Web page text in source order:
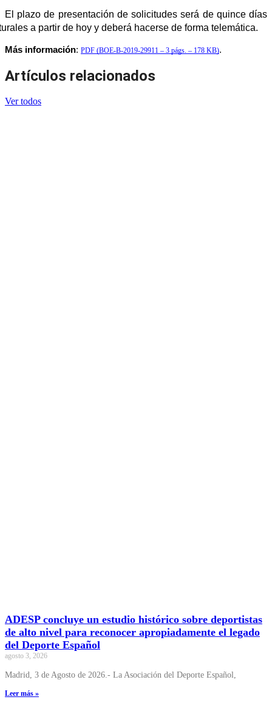
El plazo de presentación de solicitudes será de quince días
a partir de hoy y deberá hacerse de forma telemática.
Más información: PDF (BOE-B-2019-29911 – 3 págs. – 178 KB).
Artículos relacionados
Ver todos
ADESP concluye un estudio histórico sobre deportistas
de alto nivel para reconocer apropiadamente el legado
del Deporte Español
agosto 3, 2026
Madrid, 3 de Agosto de 2026.- La Asociación del Deporte Español,
Leer más »